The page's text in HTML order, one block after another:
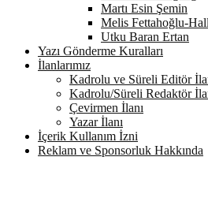
Martı Esin Şemin
Melis Fettahoğlu-
Utku Baran Ertan
Yazı Gönderme Kuralları
İlanlarımız
Kadrolu ve Süreli Editör
Kadrolu/Süreli Redaktör
Çevirmen İlanı
Yazar İlanı
İçerik Kullanım İzni
Reklam ve Sponsorluk Hakkında